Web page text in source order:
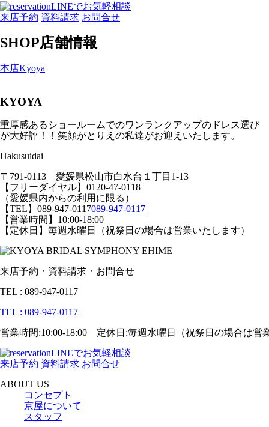
LINEでお気軽相談
来店予約 資料請求 お問合せ
SHOP店舗情報
本店Kyoya
KYOYA
重厚感あるショールームでのワンランクアップのドレス選び
が大好評！！笑顔がとりえの私達がお迎えいたします。
Hakusuidai
〒791-0113 愛媛県松山市白水台１丁目1-13
【フリーダイヤル】0120-47-0118
（愛媛県内からの利用に限る）
【TEL】 089-947-0117089-947-0117
【営業時間】10:00-18:00
【定休日】毎週水曜日（祝祭日の場合は営業いたします）
来店予約・資料請求・お問合せ
TEL : 089-947-0117
TEL : 089-947-0117
営業時間:10:00-18:00 定休日:毎週水曜日（祝祭日の場合は営
LINEでお気軽相談
来店予約 資料請求 お問合せ
ABOUT US
コンセプト
京屋について
スタッフ